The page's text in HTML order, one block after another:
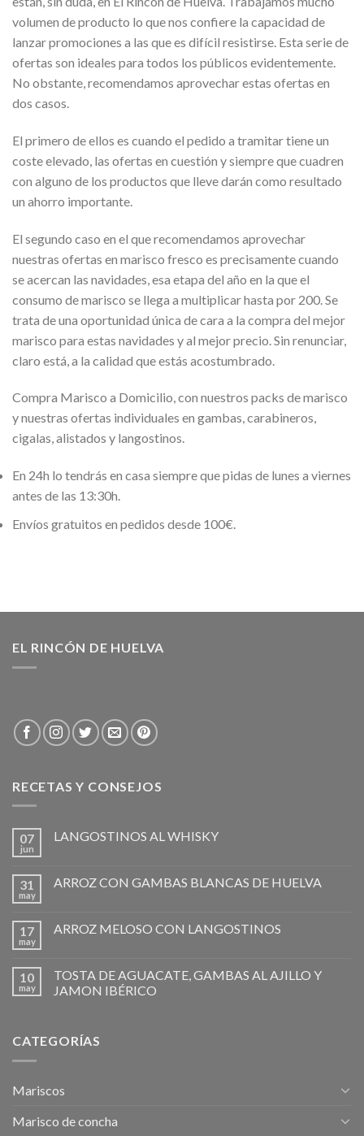
volumen de producto lo que nos confiere la capacidad de
lanzar promociones a las que es difícil resistirse. Esta serie de
ofertas son ideales para todos los públicos evidentemente.
No obstante, recomendamos aprovechar estas ofertas en
dos casos.
El primero de ellos es cuando el pedido a tramitar tiene un
coste elevado, las ofertas en cuestión y siempre que cuadren
con alguno de los productos que lleve darán como resultado
un ahorro importante.
El segundo caso en el que recomendamos aprovechar
nuestras ofertas en marisco fresco es precisamente cuando
se acercan las navidades, esa etapa del año en la que el
consumo de marisco se llega a multiplicar hasta por 200. Se
trata de una oportunidad única de cara a la compra del mejor
marisco para estas navidades y al mejor precio. Sin renunciar,
claro está, a la calidad que estás acostumbrado.
Compra Marisco a Domicilio, con nuestros packs de marisco
y nuestras ofertas individuales en gambas, carabineros,
cigalas, alistados y langostinos.
En 24h lo tendrás en casa siempre que pidas de lunes a viernes
antes de las 13:30h.
Envíos gratuitos en pedidos desde 100€.
EL RINCÓN DE HUELVA
RECETAS Y CONSEJOS
07
jun
LANGOSTINOS AL WHISKY
31
may
ARROZ CON GAMBAS BLANCAS DE HUELVA
17
may
ARROZ MELOSO CON LANGOSTINOS
10
may
TOSTA DE AGUACATE, GAMBAS AL AJILLO Y
JAMON IBÉRICO
CATEGORÍAS
Mariscos
Marisco de concha